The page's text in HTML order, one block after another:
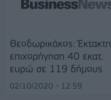
Θεοδωρικάκος: Έκτακτη
επιχορήγηση 40 εκατ.
ευρώ σε 119 δήμους
02/10/2020 - 12:59